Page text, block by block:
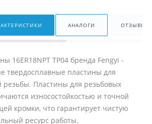
АНАЛОГИ ОТЗЫВЫ
16ER18NPT TP04 бренда Fengyi -
твердосплавные пластины для
резьбы. Пластины для резьбовых
износостойкостью и точной
кромки, что гарантирует чистую
ресурс работы.